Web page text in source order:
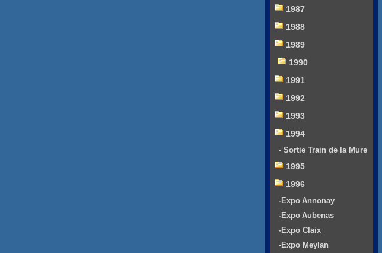
1987
1988
1989
1990
1991
1992
1993
1994
- Sortie Train de la Mure
1995
1996
-Expo Annonay
-Expo Aubenas
-Expo Claix
-Expo Meylan